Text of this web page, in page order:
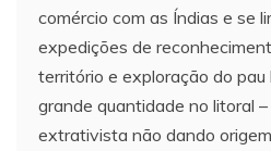
comércio com as Índias e se
expedições de
território e exploração do
grande quantidade no litoral
extrativista não dando